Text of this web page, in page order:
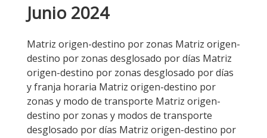
Junio 2024
Matriz origen-destino por zonas Matriz origen-
destino por zonas desglosado por días Matriz
origen-destino por zonas desglosado por días
y franja horaria Matriz origen-destino por
zonas y modo de transporte Matriz origen-
destino por zonas y modos de transporte
desglosado por días Matriz origen-destino por